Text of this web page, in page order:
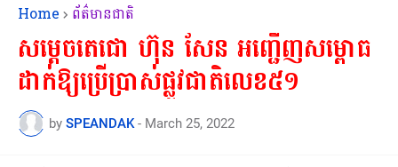
Home ព័ត៌មានជាតិ
សម្តេចតេជោ ហ៊ុន សែន អញ្ជើញសម្ពោធ
ដាក់ឱ្យប្រើប្រាស់ផ្លូវជាតិលេខ៥១
by SPEANDAK - March 25, 2022